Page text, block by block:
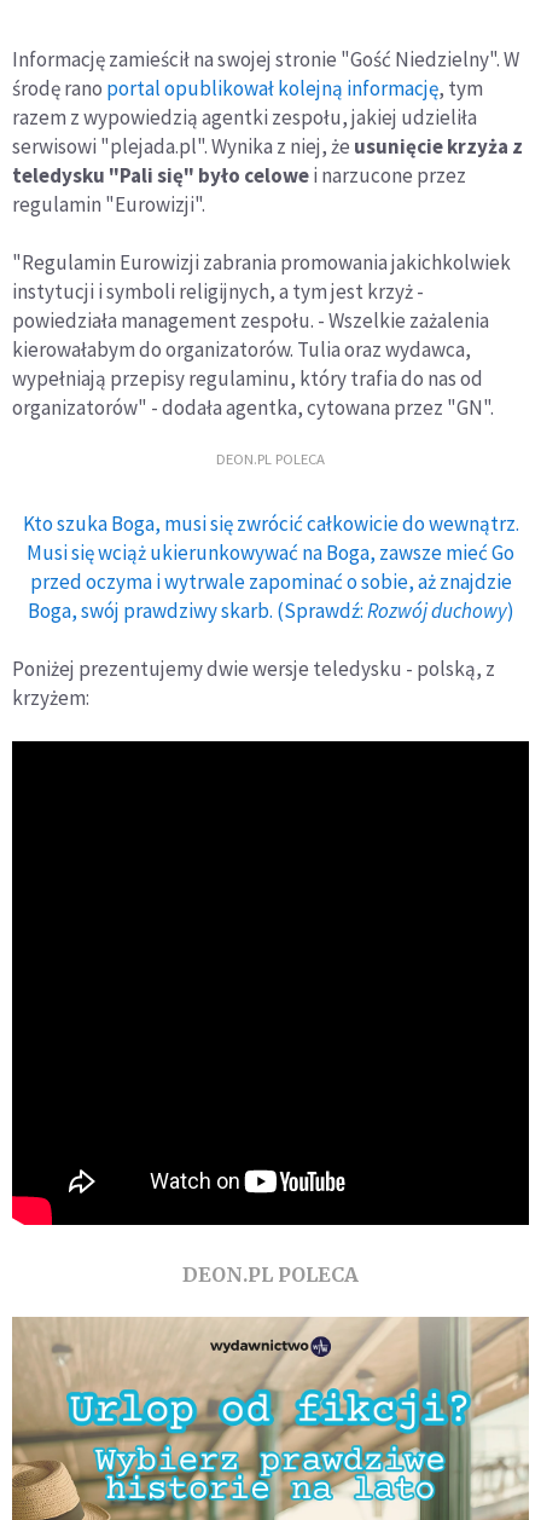
Informację zamieścił na swojej stronie "Gość Niedzielny". W
środę rano portal opublikował kolejną informację, tym
razem z wypowiedzią agentki zespołu, jakiej udzieliła
serwisowi "plejada.pl". Wynika z niej, że usunięcie krzyża z
teledysku "Pali się" było celowei narzucone przez
regulamin "Eurowizji".
"Regulamin Eurowizji zabrania promowania jakichkolwiek
instytucji i symboli religijnych, a tym jest krzyż -
powiedziała management zespołu. - Wszelkie zażalenia
kierowałabym do organizatorów. Tulia oraz wydawca,
wypełniają przepisy regulaminu, który trafia do nas od
organizatorów" - dodała agentka, cytowana przez "GN".
DEON.PL POLECA
Kto szuka Boga, musi się zwrócić całkowicie do wewnątrz.
Musi się wciąż ukierunkowywać na Boga, zawsze mieć Go
przed oczyma i wytrwale zapominać o sobie, aż znajdzie
Boga, swój prawdziwy skarb. (Sprawdź:Rozwój duchowy)
Poniżej prezentujemy dwie wersje teledysku - polską, z
krzyżem:
DEON.PL POLECA